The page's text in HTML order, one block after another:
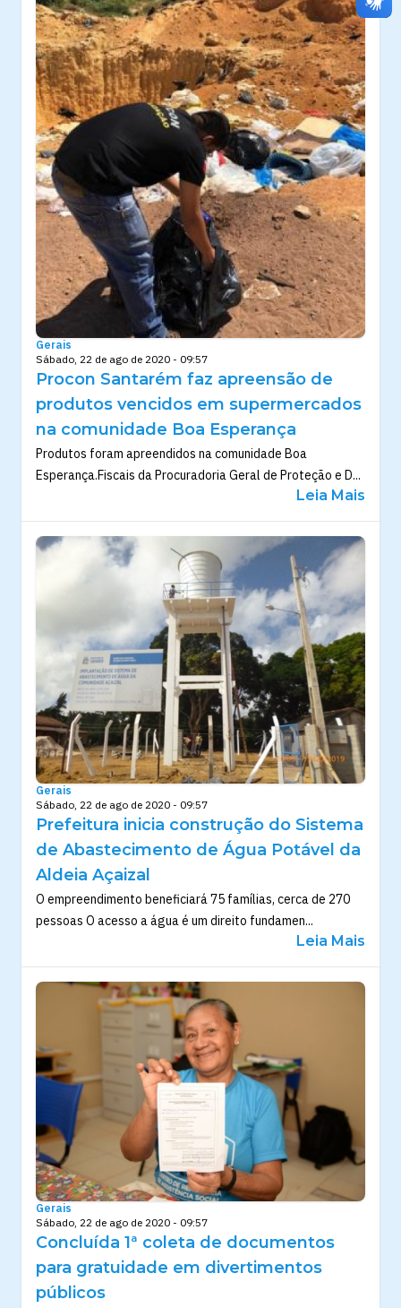
Gerais
Sábado, 22 de ago de 2020 - 09:57
Procon Santarém faz apreensão de
produtos vencidos em supermercados
na comunidade Boa Esperança
Produtos foram apreendidos na comunidade Boa
Esperança.Fiscais da Procuradoria Geral de Proteção e D...
Leia Mais
Gerais
Sábado, 22 de ago de 2020 - 09:57
Prefeitura inicia construção do Sistema
de Abastecimento de Água Potável da
Aldeia Açaizal
O empreendimento beneficiará 75 famílias, cerca de 270
pessoas O acesso a água é um direito fundamen...
Leia Mais
Gerais
Sábado, 22 de ago de 2020 - 09:57
Concluída 1ª coleta de documentos
para gratuidade em divertimentos
públicos